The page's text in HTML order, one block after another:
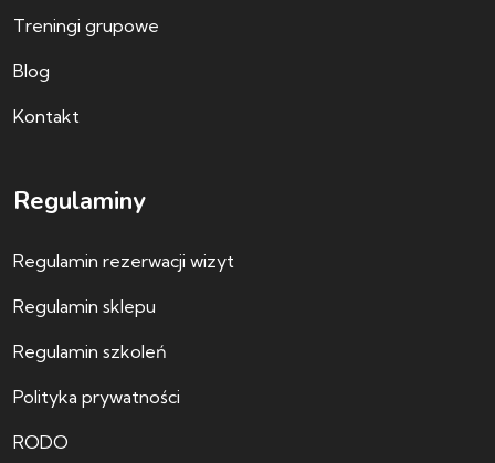
Treningi grupowe
Blog
Kontakt
Regulaminy
Regulamin rezerwacji wizyt
Regulamin sklepu
Regulamin szkoleń
Polityka prywatności
RODO